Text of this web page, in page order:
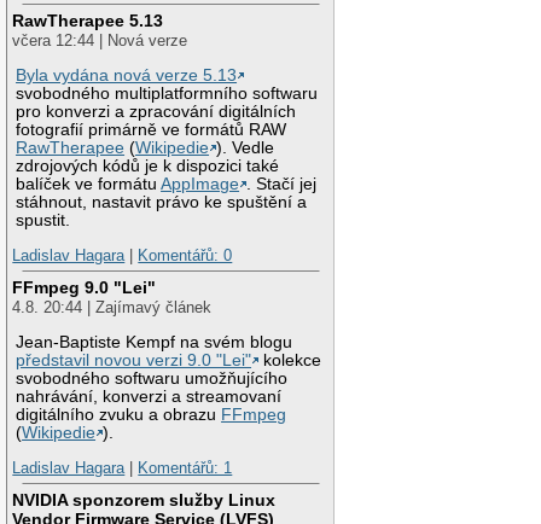
RawTherapee 5.13
včera 12:44 | Nová verze
Byla vydána nová verze 5.13
svobodného multiplatformního softwaru
pro konverzi a zpracování digitálních
fotografií primárně ve formátů RAW
RawTherapee (Wikipedie ). Vedle
zdrojových kódů je k dispozici také
balíček ve formátuAppImage
. Stačí jej
stáhnout, nastavit právo ke spuštění a
spustit.
Ladislav Hagara| Komentářů: 0
FFmpeg 9.0 "Lei"
4.8. 20:44 | Zajímavý článek
Jean-Baptiste Kempf na svém blogu
představil novou verzi 9.0 "Lei"
kolekce
svobodného softwaru umožňujícího
nahrávání, konverzi a streamovaní
digitálního zvuku a obrazu FFmpeg
(Wikipedie ).
Ladislav Hagara| Komentářů: 1
NVIDIA sponzorem služby Linux
Vendor Firmware Service (LVFS)